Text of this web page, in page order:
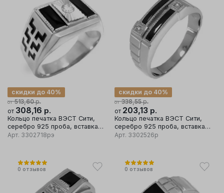
от 513,60р.
скидки до 40%
от 308,16 р.
Кольцо печатка ВЭСТ Сити,
серебро 925 проба, вставка
эмаль
Арт. 3302718рэ
от 338,55р.
скидки до 40%
от 203,13 р.
Кольцо печатка ВЭСТ Сити,
серебро 925 проба, вставка
фианит
Арт. 3302526р
0 отзывов 0 отзывов